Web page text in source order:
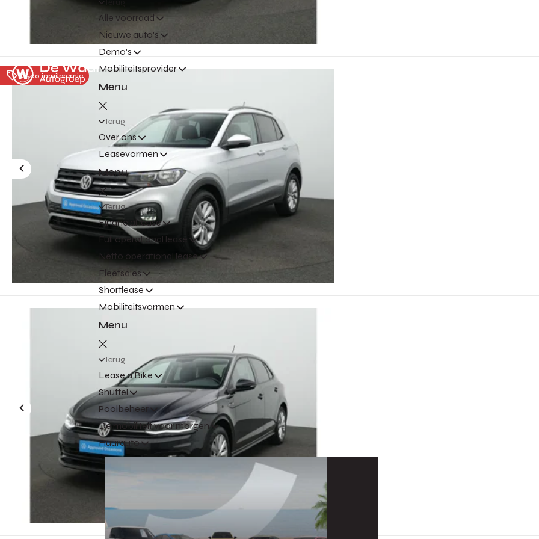
Alle voorraad
Nieuwe auto's
Demo's
Mobiliteitsprovider
Menu
Terug
Over ons
Leasevormen
Menu
Terug
Financial lease
Full operational lease
Netto operational lease
Fleetsales
Shortlease
Mobiliteitsvormen
Menu
Terug
Lease a Bike
Shuttel
Poolbeheer
De mobiliteit voor morgen
Huurauto
€ 500 inruilpremie